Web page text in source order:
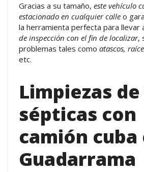
Gracias a su tamaño, este vehículo
estacionado en cualquier calleo
la herramienta perfecta para llevar
de inspección con el fin de localizar,
problemas tales como atascos,
etc.
Limpiezas
sépticas con
camión cuba
Guadarrama